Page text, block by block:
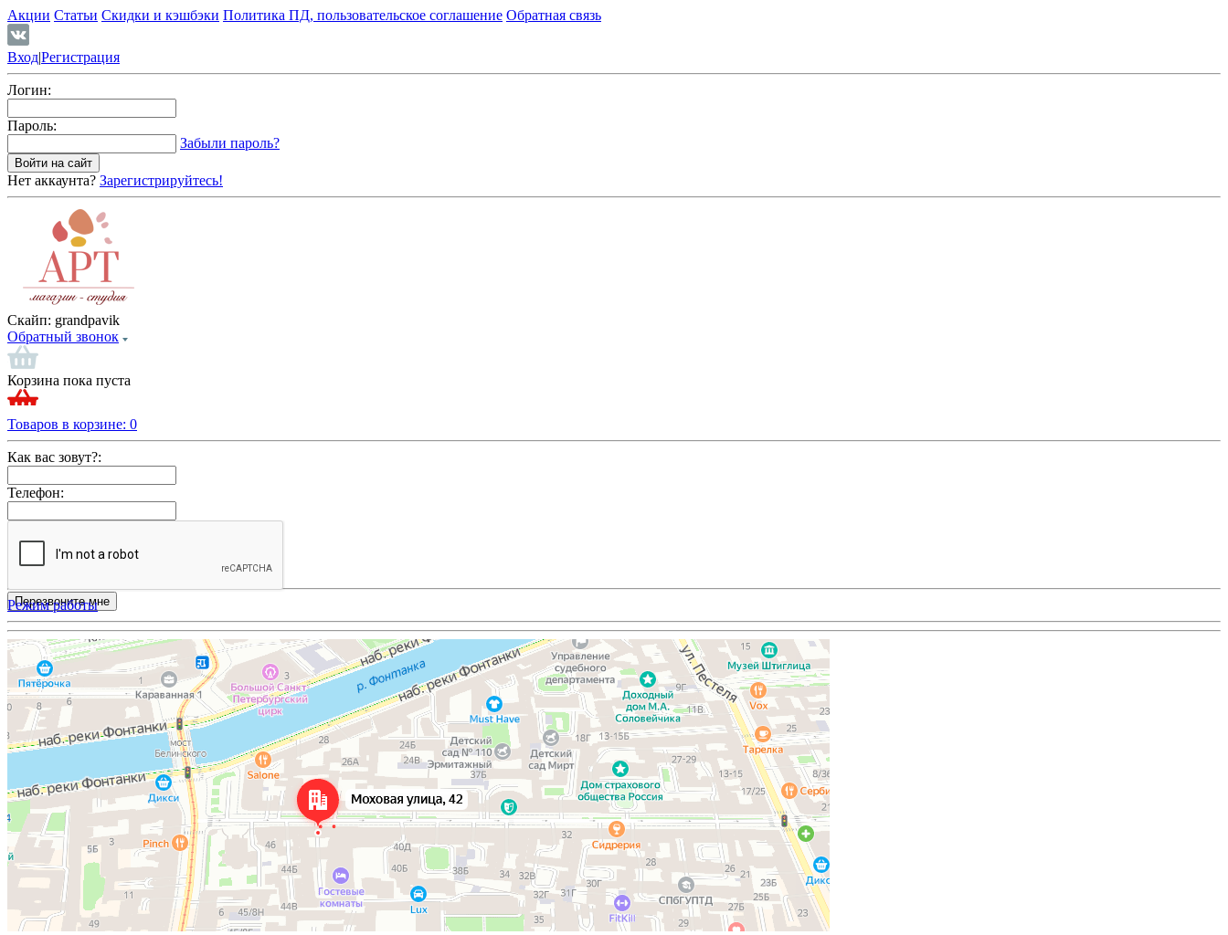
Акции Статьи Скидки и кэшбэки Политика ПД, пользовательское соглашение Обратная связь
Вход|Регистрация
Логин:
Пароль:
Забыли пароль?
Нет аккаунта? Зарегистрируйтесь!
Скайп: grandpavik
Обратный звонок
Корзина пока пуста
Товаров в корзине: 0
Как вас зовут?:
Телефон:
Режим работы